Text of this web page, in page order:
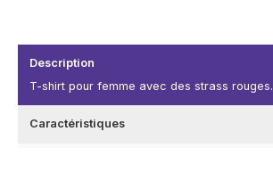
Description
T-shirt pour femme avec des strass rouges.
Caractéristiques